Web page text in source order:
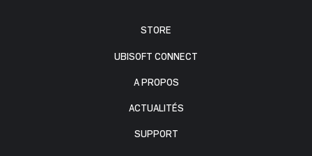
STORE
UBISOFT CONNECT
A PROPOS
ACTUALITÉS
SUPPORT